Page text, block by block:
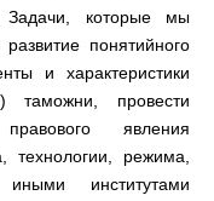
Задачи, которые мы
понятийного
и характеристики
таможни, провести
явления
технологии, режима,
институтами